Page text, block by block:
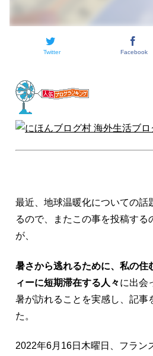
Twitter Facebook
最近、地球温暖化についての話
るので、またこの事を投稿す
が、
暑さから逃れるために、私の住
ィーに短期滞在する人々に出会
暑が訪れることを実感し、記事
た。
2022年6月16日木曜日、フラン